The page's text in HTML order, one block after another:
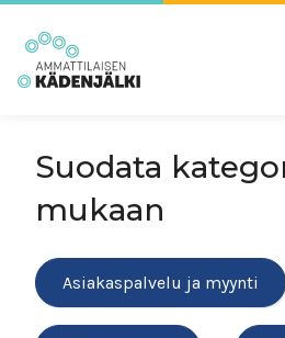
Suodata
mukaan
Asiakaspalvelu ja myynti